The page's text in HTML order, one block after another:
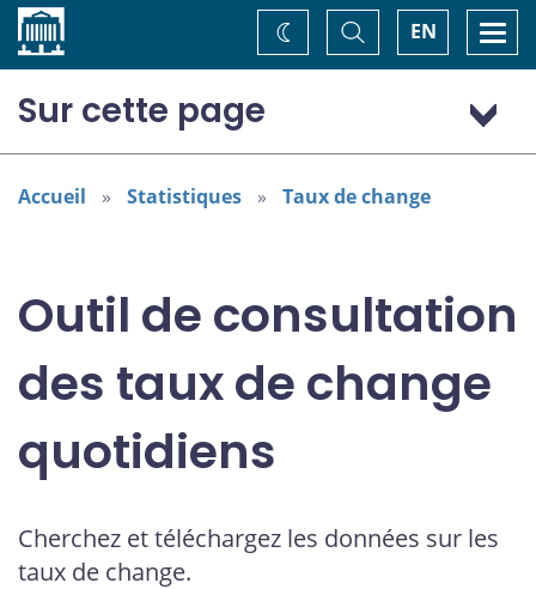
Accueil EN
Basculer
la
recherche
Changez
de
Sur cette page
Dollar (Australie) (AUD)
Accueil Statistiques Taux de change
Outil de consultation
des taux de change
quotidiens
Cherchez et téléchargez les données sur les
taux de change.